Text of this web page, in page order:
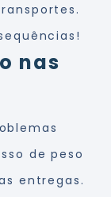
nas
de peso
entregas.